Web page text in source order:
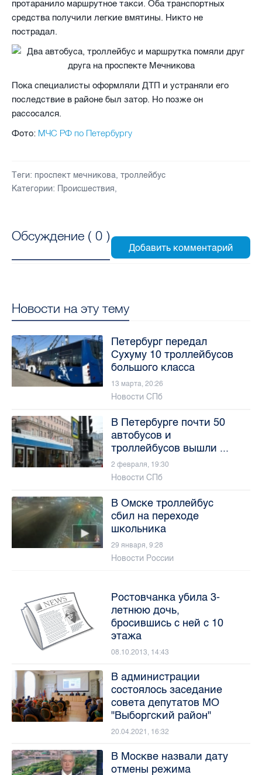
протаранило маршрутное такси. Оба транспортных
средства получили легкие вмятины. Никто не
пострадал.
Пока специалисты оформляли ДТП и устраняли его
последствие в районе был затор. Но позже он
рассосался.
Фото: МЧС РФ по Петербургу
Теги: проспект мечникова, троллейбус
Категории: Происшествия,
Обсуждение ( 0 )
Новости на эту тему
Петербург передал
Сухуму 10 троллейбусов
большого класса
13 марта, 20:26
Новости СПб
В Петербурге почти 50
автобусов и
троллейбусов вышли ...
2 февраля, 19:30
Новости СПб
В Омске троллейбус
сбил на переходе
школьника
29 января, 9:28
Новости России
Ростовчанка убила 3-
летнюю дочь,
бросившись с ней с 10
этажа
08.10.2013, 14:43
В администрации
состоялось заседание
совета депутатов МО
"Выборгский район"
20.04.2021, 16:32
В Москве назвали дату
отмены режима